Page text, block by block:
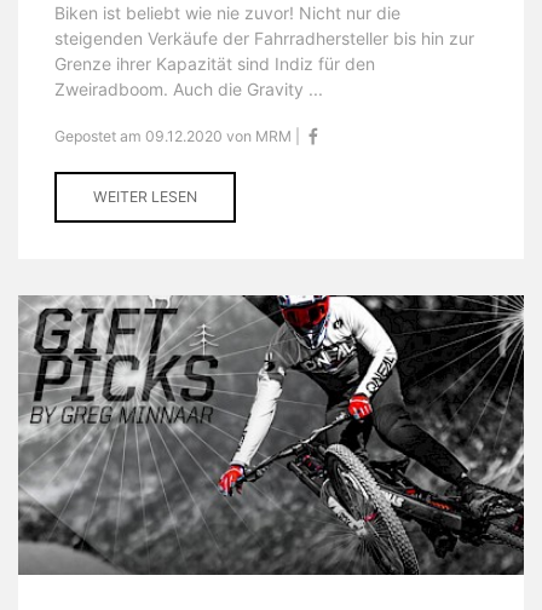
Biken ist beliebt wie nie zuvor! Nicht nur die
steigenden Verkäufe der Fahrradhersteller bis hin zur
Grenze ihrer Kapazität sind Indiz für den
Zweiradboom. Auch die Gravity ...
Gepostet am 09.12.2020 von MRM |
WEITER LESEN